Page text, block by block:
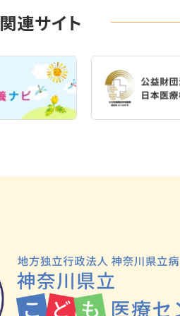
関連サイト